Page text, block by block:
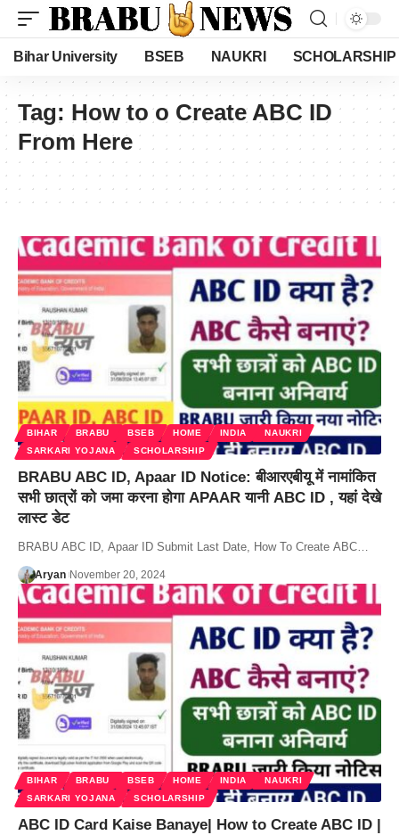
Bihar University BSEB NAUKRI SCHOLARSHIP
Tag: How to o Create ABC ID
From Here
BIHAR BRABU BSEB HOME INDIA
NAUKRI
SARKARI YOJANA
SCHOLARSHIP
BRABU ABC ID, Apaar ID Notice: बीआरएबीयू में नामांकित
सभी छात्रों को जमा करना होगा APAAR यानी ABC ID , यहां देखे
लास्ट डेट
BRABU ABC ID, Apaar ID Submit Last Date, How To Create ABC…
Aryan November 20, 2024
BIHAR BRABU BSEB HOME INDIA
NAUKRI
SARKARI YOJANA
SCHOLARSHIP
ABC ID Card Kaise Banaye| How to Create ABC ID |